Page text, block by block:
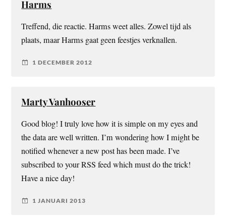
Harms
Treffend, die reactie. Harms weet alles. Zowel tijd als
plaats, maar Harms gaat geen feestjes verknallen.
1 DECEMBER 2012
Marty Vanhooser
Good blog! I truly love how it is simple on my eyes and
the data are well written. I’m wondering how I might be
notified whenever a new post has been made. I’ve
subscribed to your RSS feed which must do the trick!
Have a nice day!
1 JANUARI 2013